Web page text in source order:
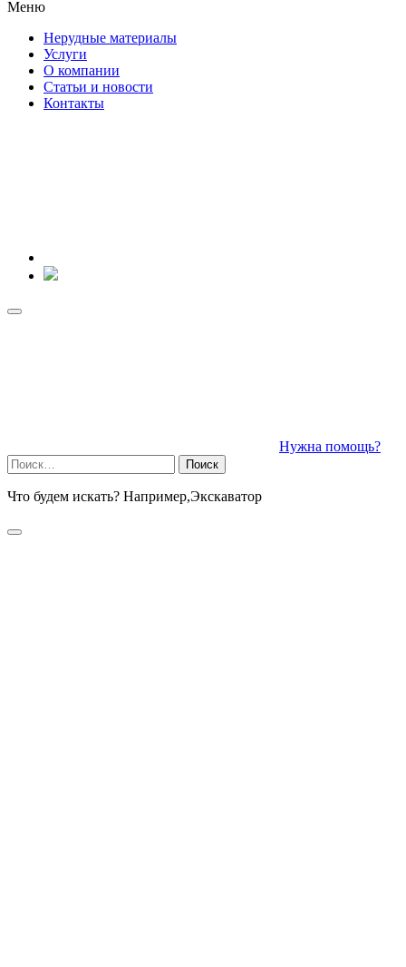
Меню
Нерудные материалы
Услуги
О компании
Статьи и новости
Контакты
Нужна помощь?
Найти:
Что будем искать? Например,Экскаватор